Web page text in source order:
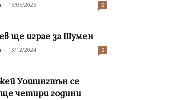
- 15/05/2025 0
ще играе за Шумен
- 13/12/2024 0
Уошингтън се
четири години